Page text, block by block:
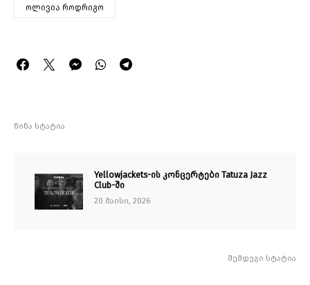
ოლივია როდრიგო
წინა სტატია
Yellowjackets-ის კონცერტები Tatuza Jazz
Club-ში
20 მაისი, 2026
შემდეგი სტატია